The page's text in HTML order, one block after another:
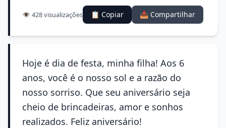
👁️ 428 visualizações 📋 Copiar 📤 Compartilhar
Hoje é dia de festa, minha filha! Aos 6
anos, você é o nosso sol e a razão do
nosso sorriso. Que seu aniversário seja
cheio de brincadeiras, amor e sonhos
realizados. Feliz aniversário!